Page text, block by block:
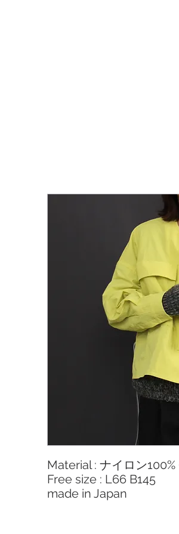
Material : ナイロン
Free size : L66 B145
made in Japan